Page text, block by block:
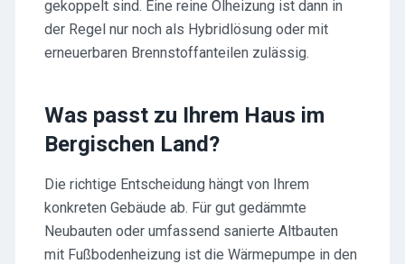
gekoppelt sind. Eine reine Ölheizung ist dann in
der Regel nur noch als Hybridlösung oder mit
erneuerbaren Brennstoffanteilen zulässig.
Was passt zu Ihrem Haus im
Bergischen Land?
Die richtige Entscheidung hängt von Ihrem
konkreten Gebäude ab. Für gut gedämmte
Neubauten oder umfassend sanierte Altbauten
mit Fußbodenheizung ist die Wärmepumpe in den